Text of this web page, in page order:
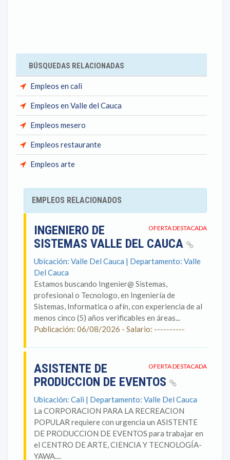
BÚSQUEDAS RELACIONADAS
Empleos en cali
Empleos en Valle del Cauca
Empleos mesero
Empleos restaurante
Empleos arte
EMPLEOS RELACIONADOS
OFERTA DESTACADA
INGENIERO DE
SISTEMAS VALLE DEL CAUCA
Ubicación: Valle Del Cauca | Departamento: Valle
Del Cauca
Estamos buscando Ingenier@ Sistemas,
profesional o Tecnologo, en Ingeniería de
Sistemas, Informatica o afín, con experiencia de al
menos cinco (5) años verificables en áreas...
Publicación: 06/08/2026 - Salario: ----------
OFERTA DESTACADA
ASISTENTE DE
PRODUCCION DE EVENTOS
Ubicación: Cali | Departamento: Valle Del Cauca
La CORPORACION PARA LA RECREACION
POPULAR requiere con urgencia un ASISTENTE
DE PRODUCCION DE EVENTOS para trabajar en
el CENTRO DE ARTE, CIENCIA Y TECNOLOGÍA-
YAWA....